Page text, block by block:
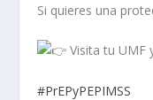
Si quieres una
Visita tu UMF
#PrEPyPEPIMSS